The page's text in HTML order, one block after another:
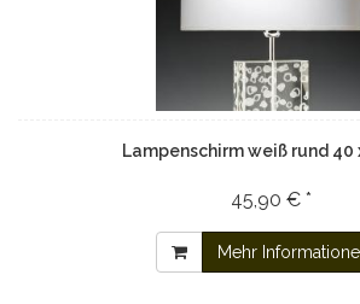
Lampenschirm weiß rund 40
45,90 € *
Mehr